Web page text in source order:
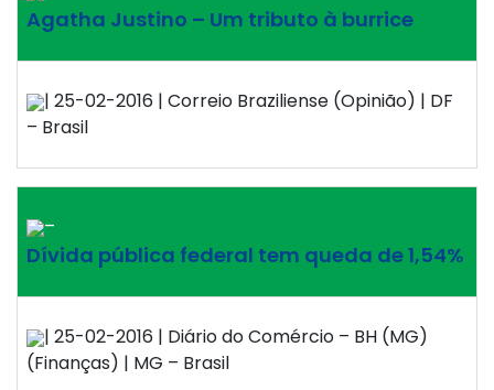
Agatha Justino – Um tributo à burrice
| 25-02-2016 | Correio Braziliense (Opinião) | DF
– Brasil
–
Dívida pública federal tem queda de 1,54%
| 25-02-2016 | Diário do Comércio – BH (MG)
(Finanças) | MG – Brasil